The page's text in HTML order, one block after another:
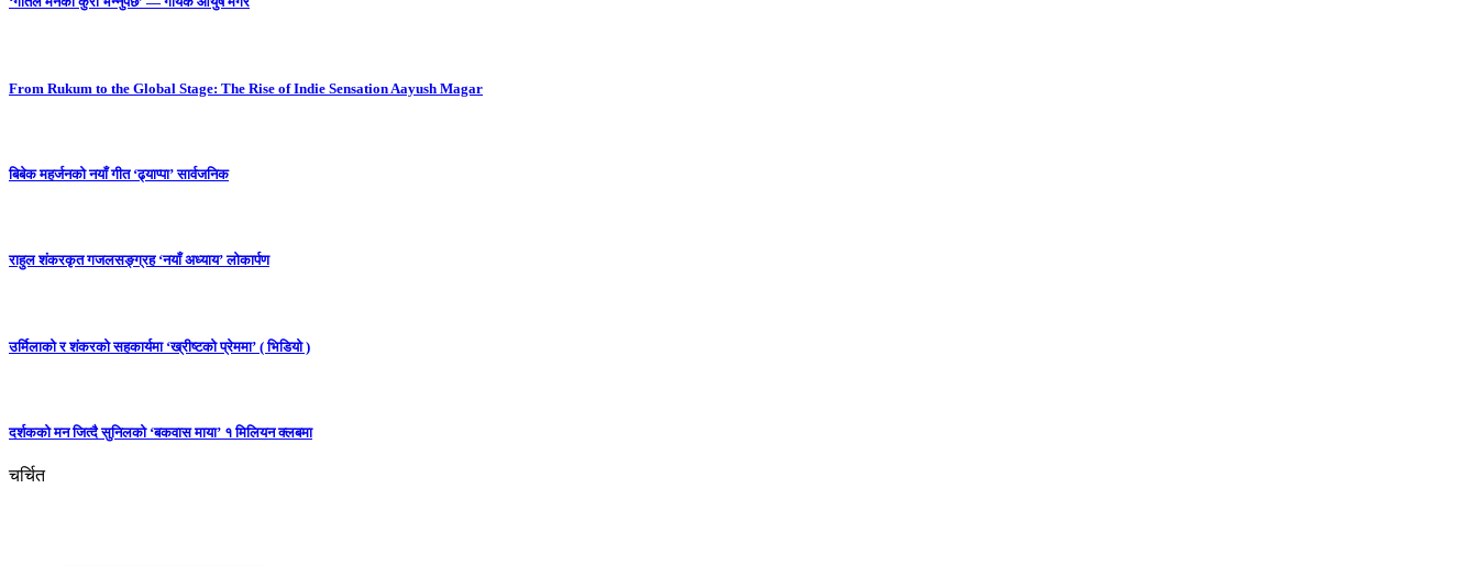
From Rukum to the Global Stage: The Rise of Indie Sensation Aayush Magar
बिबेक महर्जनको नयाँ गीत ‘ढ्याप्पा’ सार्वजनिक
राहुल शंकरकृत गजलसङ्ग्रह ‘नयाँ अध्याय’ लोकार्पण
उर्मिलाको र शंकरको सहकार्यमा ‘ख्रीष्टको प्रेममा’ ( भिडियो )
दर्शकको मन जित्दै सुनिलको ‘बकवास माया’ १ मिलियन क्लबमा
चर्चित